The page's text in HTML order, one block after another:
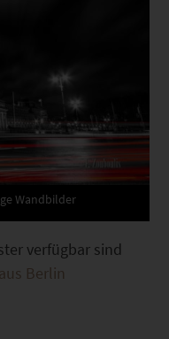
Wandbilder
verfügbar sind
Berlin